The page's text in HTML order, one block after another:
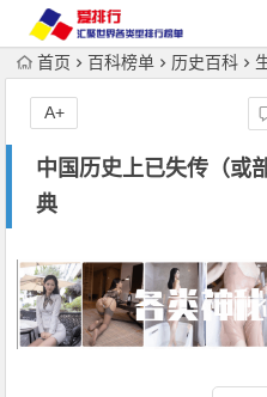
首页 百科榜单 历史百科
中国历史上已失传（或
典
A+